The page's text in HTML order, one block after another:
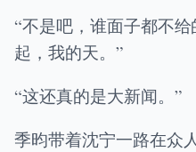
“不是吧，谁面子都不
起，我的天。”
“这还真的是大新闻。”
季昀带着沈宁一路在众